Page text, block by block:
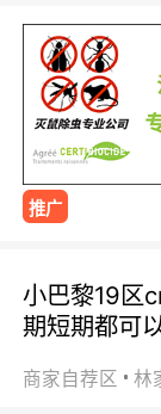
推广
小巴黎19区
期短期都可
商家自荐区 林